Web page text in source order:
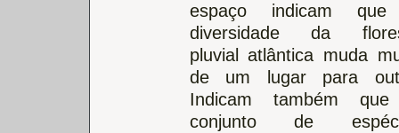
espaço indicam
diversidade da
pluvial atlântica muda
de um lugar para
Indicam também
conjunto de